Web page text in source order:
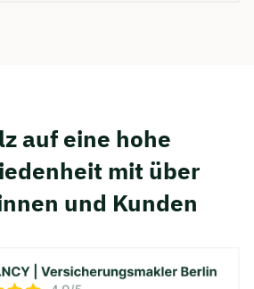
auf eine hohe
mit über
und Kunden